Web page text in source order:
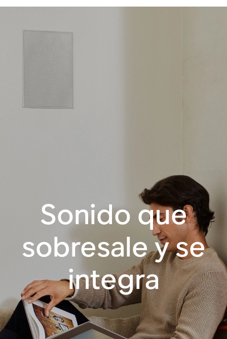
Sonido que
sobresale y se
integra